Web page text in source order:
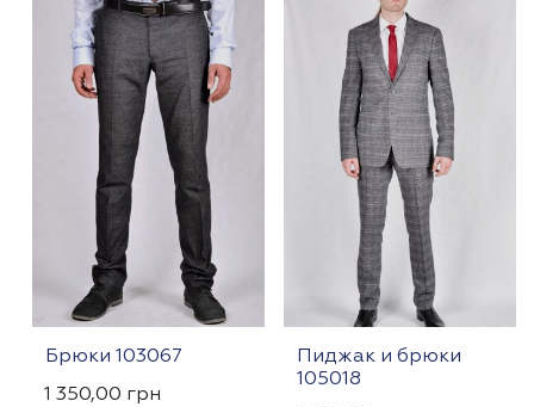
Брюки 103067
1 350,00 грн
Пиджак и брюки
105018